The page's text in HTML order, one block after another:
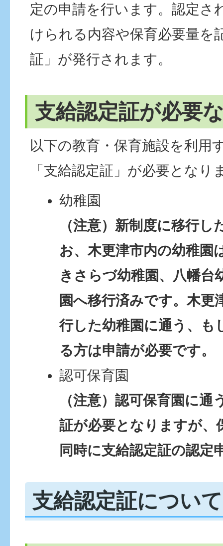
定の申請を行います。認定さ
けられる内容や保育必要量を
証」が発行されます。
支給認定証が必要
以下の教育・保育施設を利用
「支給認定証」が必要となり
幼稚園
（注意）新制度に移行
お、木更津市内の幼稚園
きさらづ幼稚園、八幡台
園へ移行済みです。木更
行した幼稚園に通う、も
る方は申請が必要です。
認可保育園
（注意）認可保育園に通
証が必要となりますが、
同時に支給認定証の認定
支給認定証について